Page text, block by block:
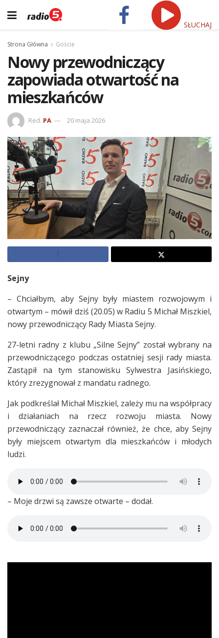
SŁUCHAJ
Strona Główna Goście
Nowy przewodniczący
zapowiada otwartość na
mieszkańców
Red. PA 20 maja 2026
Sejny
– Chciałbym, aby Sejny były miastem rozwojowym i
otwartym – mówił dziś (20.05) w Radiu 5 Michał Miszkiel,
nowy przewodniczący Rady Miasta Sejny.
27-letni radny z klubu „Silne Sejny” został wybrany na
przewodniczącego podczas ostatniej sesji rady miasta.
Zastąpił na tym stanowisku Sylwestra Jasińskiego,
który zrezygnował z mandatu radnego.
Jak podkreślał Michał Miszkiel, zależy mu na współpracy
i działaniach na rzecz rozwoju miasta. Nowy
przewodniczący zaznaczał również, że chce, aby Sejny
były miejscem otwartym dla mieszkańców i młodych
ludzi.
– Moje drzwi są zawsze otwarte – dodał.